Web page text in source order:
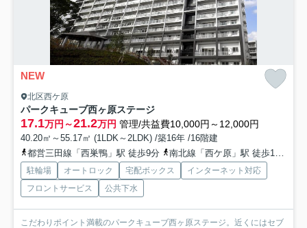
NEW
北区西ケ原
パークキューブ西ヶ原ステージ
17.1万円～21.2万円 管理/共益費10,000円～12,000円
40.20㎡～55.17㎡ (1LDK～2LDK) /築16年 /16階建
都営三田線「西巣鴨」駅 徒歩9分
南北線「西ケ原」駅 徒歩11分
駐輪場 オートロック 宅配ボックス
インターネット対応
フロントサービス
公共下水
こだわりポイント満載のパークキューブ西ヶ原ステージ。近くにはセブ